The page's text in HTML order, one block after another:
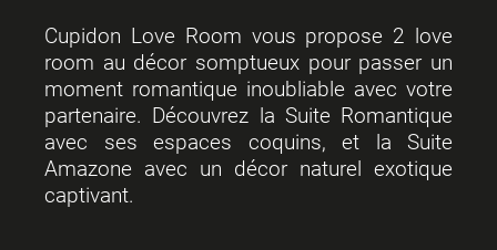
Cupidon Love Room vous propose 2 love
room au décor somptueux pour passer un
moment romantique inoubliable avec votre
partenaire. Découvrez la Suite Romantique
avec ses espaces coquins, et la Suite
Amazone avec un décor naturel exotique
captivant.